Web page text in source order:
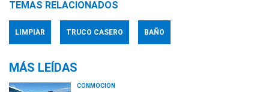
TEMAS RELACIONADOS
LIMPIAR TRUCO CASERO BAÑO
MÁS LEÍDAS
CONMOCIÓN